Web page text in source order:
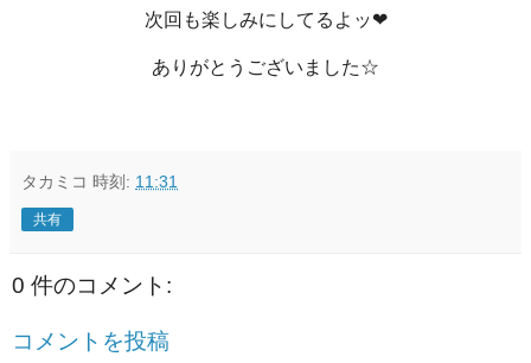
次回も楽しみにしてるよッ❤
ありがとうございました☆
タカミコ 時刻: 11:31
共有
0 件のコメント:
コメントを投稿